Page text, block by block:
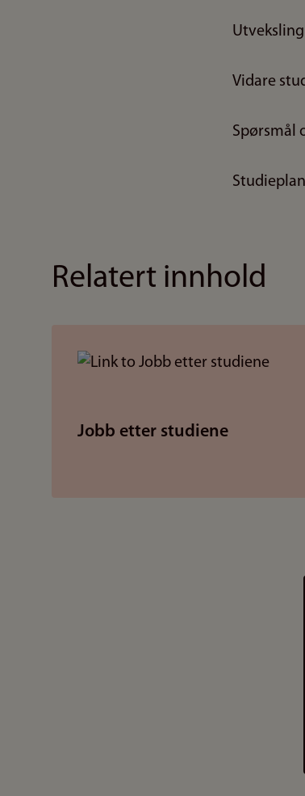
Utveksling
Vidare
Spørsmål
Studieplan
Relatert innhold
Jobb etter studiene